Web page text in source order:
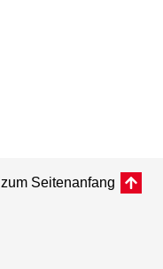
zum Seitenanfang